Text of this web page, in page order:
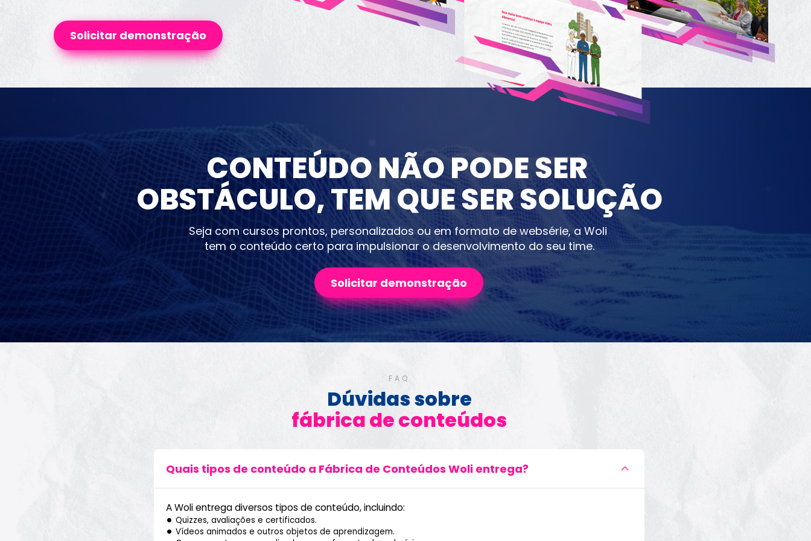
Solicitar demonstração
CONTEÚDO NÃO PODE SER
OBSTÁCULO, TEM QUE SER SOLUÇÃO
Seja com cursos prontos, personalizados ou em formato de websérie, a Woli
tem o conteúdo certo para impulsionar o desenvolvimento do seu time.
Solicitar demonstração
FAQ
Dúvidas sobre
fábrica de conteúdos
Quais tipos de conteúdo a Fábrica de Conteúdos Woli entrega?
A Woli entrega diversos tipos de conteúdo, incluindo:
Quizzes, avaliações e certificados.
Vídeos animados e outros objetos de aprendizagem.